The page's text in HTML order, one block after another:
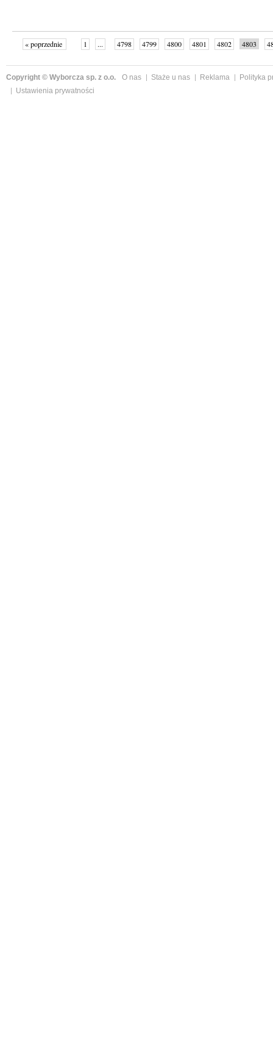
« poprzednie 1 ... 4798 4799 4800 4801 4802 4803
Copyright © Wyborcza sp. z o.o. O nas Staże u nas Reklama
Polityka
Ustawienia prywatności